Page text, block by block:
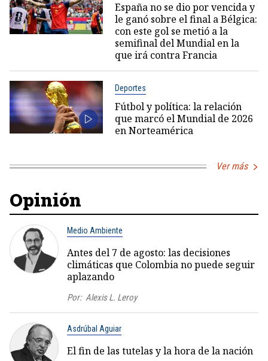
España no se dio por vencida y
le ganó sobre el final a Bélgica:
con este gol se metió a la
semifinal del Mundial en la
que irá contra Francia
Deportes
Fútbol y política: la relación
que marcó el Mundial de 2026
en Norteamérica
Ver más
Opinión
Medio Ambiente
Antes del 7 de agosto: las decisiones
climáticas que Colombia no puede seguir
aplazando
Por: Alexis L. Leroy
Asdrúbal Aguiar
El fin de las tutelas y la hora de la nación